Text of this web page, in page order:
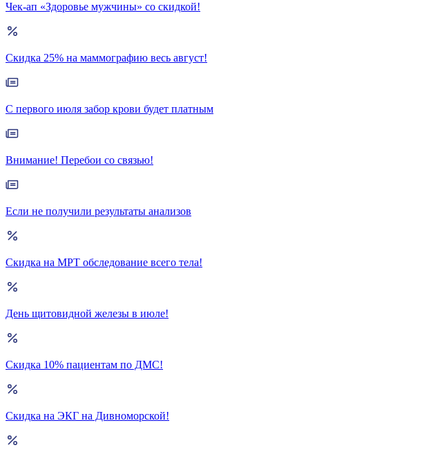
Чек-ап «Здоровье мужчины» со скидкой!
Скидка 25% на маммографию весь август!
С первого июля забор крови будет платным
Внимание! Перебои со связью!
Если не получили результаты анализов
Скидка на МРТ обследование всего тела!
День щитовидной железы в июле!
Скидка 10% пациентам по ДМС!
Скидка на ЭКГ на Дивноморской!